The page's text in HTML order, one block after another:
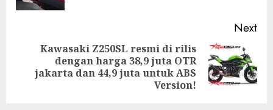
Next
post:
Kawasaki Z250SL resmi di rilis
dengan harga 38,9 juta OTR
jakarta dan 44,9 juta untuk ABS
Version!